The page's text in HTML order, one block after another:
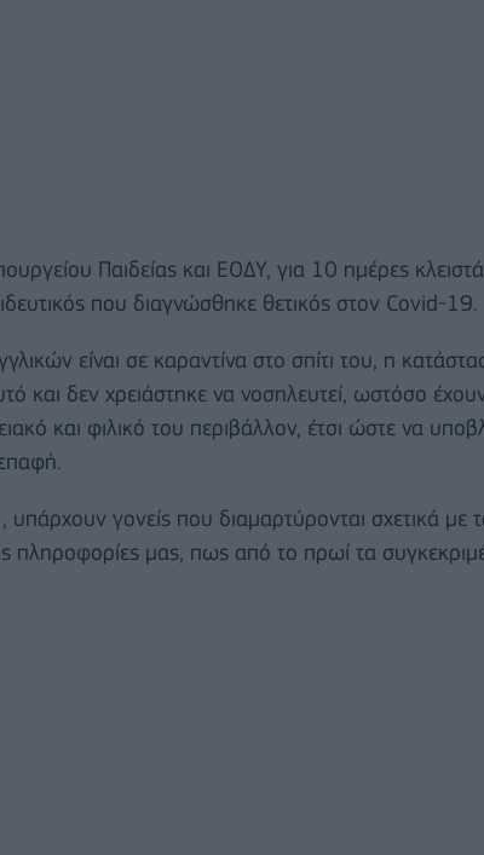
Παιδείας και ΕΟΔΥ, για 10 ημέρες
που διαγνώσθηκε θετικός στον Covid-19.
είναι σε καραντίνα στο σπίτι του, η
και δεν χρειάστηκε να νοσηλευτεί, ωστόσο
και φιλικό του περιβάλλον, έτσι ώστε να
, υπάρχουν γονείς που διαμαρτύρονται σχετικά
πληροφορίες μας, πως από το πρωί τα